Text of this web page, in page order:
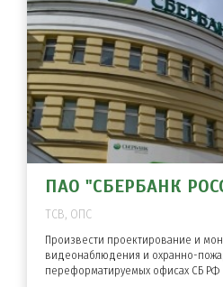
ПАО "СБЕРБАНК
ТСВ, ОПС
Произвести проектирование и
видеонаблюдения и охранно-
переформатируемых офисах СБ РФ